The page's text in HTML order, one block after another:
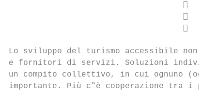



Lo sviluppo del turismo accessibile
e fornitori di servizi. Soluzioni
un compito collettivo, in cui ognuno (ogni
importante. Più c‟è cooperazione tra i